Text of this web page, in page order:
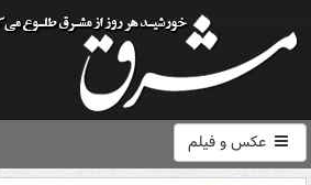
عکس و فیلم